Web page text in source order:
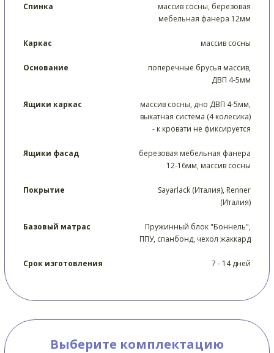
Спинка
массив сосны, березовая
мебельная фанера 12мм
Каркас массив сосны
Основание
поперечные брусья массив,
ДВП 4-5мм
Ящики каркас
массив сосны, дно ДВП 4-5мм,
выкатная система (4 колесика)
- к кровати не фиксируется
Ящики фасад
березовая мебельная фанера
12-16мм, массив сосны
Покрытие
Sayarlack (Италия), Renner
(Италия)
Базовый матрас
Пружинный блок "Боннель",
ППУ, спанбонд, чехол жаккард
Срок изготовления 7 - 14 дней
Выберите комплектацию